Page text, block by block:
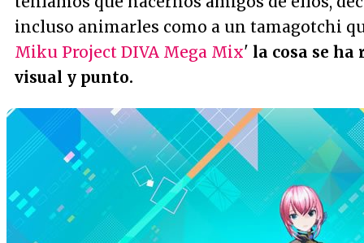
incluso animarles como a un tamagotchi
Miku Project DIVA Mega Mix' la cosa se ha
visual y punto.